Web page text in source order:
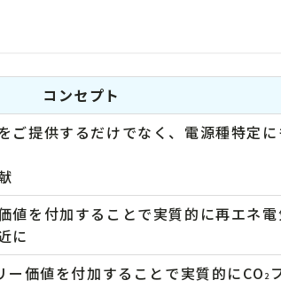
コンセプト
ご提供するだけでなく、電源種特定
値を付加することで実質的に再エネ
に
ー価値を付加することで実質的にCO 2